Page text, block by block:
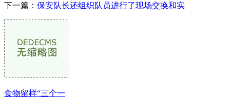
下一篇： 保安队长还组织队员进行了现场交换和实
食物留样“三个一